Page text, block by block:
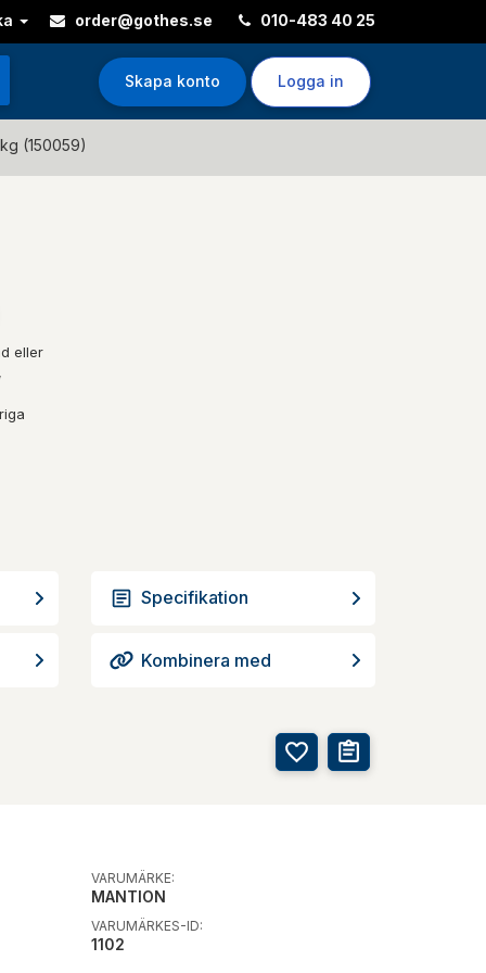
order@gothes.se 010-483 40 25
Skapa konto Logga in
(150059)
eller
Specifikation
Kombinera med
VARUMÄRKE:
MANTION
VARUMÄRKES-ID:
1102